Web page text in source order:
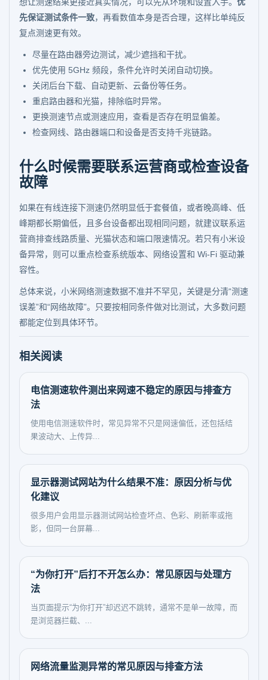
先保证测试条件一致，再看数值本身是否合理，这样比单纯反
复点测速更有效。
尽量在路由器旁边测试，减少遮挡和干扰。
优先使用 5GHz 频段，条件允许时关闭自动切换。
关闭后台下载、自动更新、云备份等任务。
重启路由器和光猫，排除临时异常。
更换测速节点或测速应用，查看是否存在明显偏差。
检查网线、路由器端口和设备是否支持千兆链路。
什么时候需要联系运营商或检查设备
故障
如果在有线连接下测速仍然明显低于套餐值，或者晚高峰、低
峰期都长期偏低，且多台设备都出现相同问题，就建议联系运
营商排查线路质量、光猫状态和端口限速情况。若只有小米设
备异常，则可以重点检查系统版本、网络设置和 Wi-Fi 驱动兼
容性。
总体来说，小米网络测速数据不准并不罕见，关键是分清“测速
误差”和“网络故障”。只要按相同条件做对比测试，大多数问题
都能定位到具体环节。
相关阅读
电信测速软件测出来网速不稳定的原因与排查方
法
使用电信测速软件时，常见异常不只是网速偏低，还包括结
果波动大、上传异...
显示器测试网站为什么结果不准：原因分析与优
化建议
很多用户会用显示器测试网站检查坏点、色彩、刷新率或拖
影，但同一台屏幕...
“为你打开”后打不开怎么办：常见原因与处理方
法
当页面提示“为你打开”却迟迟不跳转，通常不是单一故障，而
是浏览器拦截、...
网络流量监测异常的常见原因与排查方法